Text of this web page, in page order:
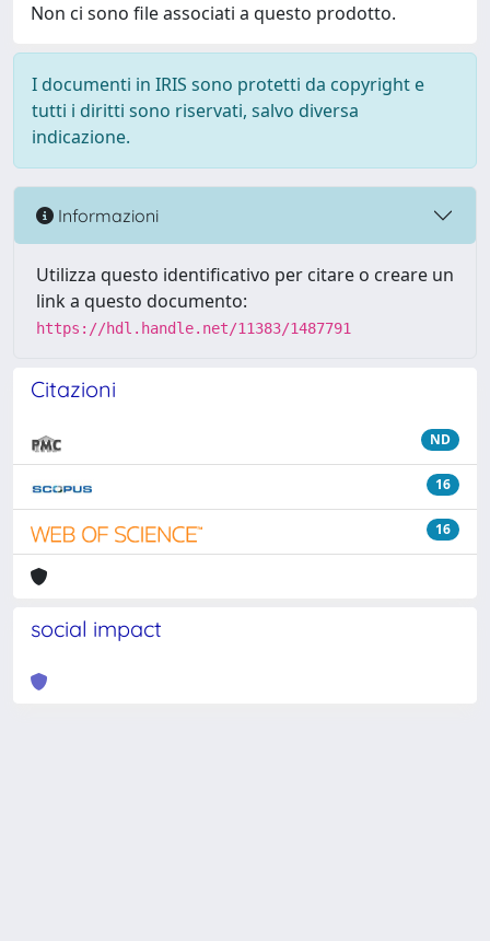
Non ci sono file associati a questo prodotto.
I documenti in IRIS sono protetti da copyright e
tutti i diritti sono riservati, salvo diversa
indicazione.
Informazioni
Utilizza questo identificativo per citare o creare un
link a questo documento:
https://hdl.handle.net/11383/1487791
Citazioni
ND
16
16
social impact